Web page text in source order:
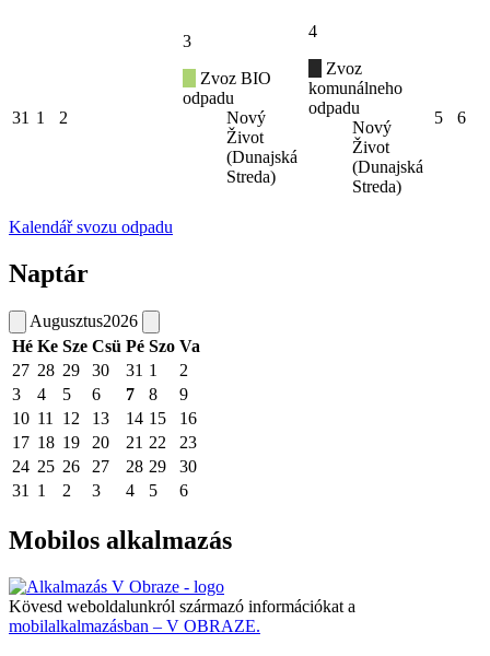
31 1 2
3
Zvoz BIO
odpadu
Nový
Život
(Dunajská
Streda)
4
Zvoz
komunálneho
odpadu
Nový
Život
(Dunajská
Streda)
5 6
Kalendář svozu odpadu
Naptár
Augusztus2026
Hé Ke Sze Csü Pé Szo Va
27 28 29 30 31 1
2
3
4 5 6 7 8
9
10 11 12 13 14 15
16
17 18 19 20 21 22
23
24 25 26 27 28 29
30
31
1 2 3 4 5 6
Mobilos alkalmazás
Kövesd weboldalunkról származó információkat a
mobilalkalmazásban – V OBRAZE.